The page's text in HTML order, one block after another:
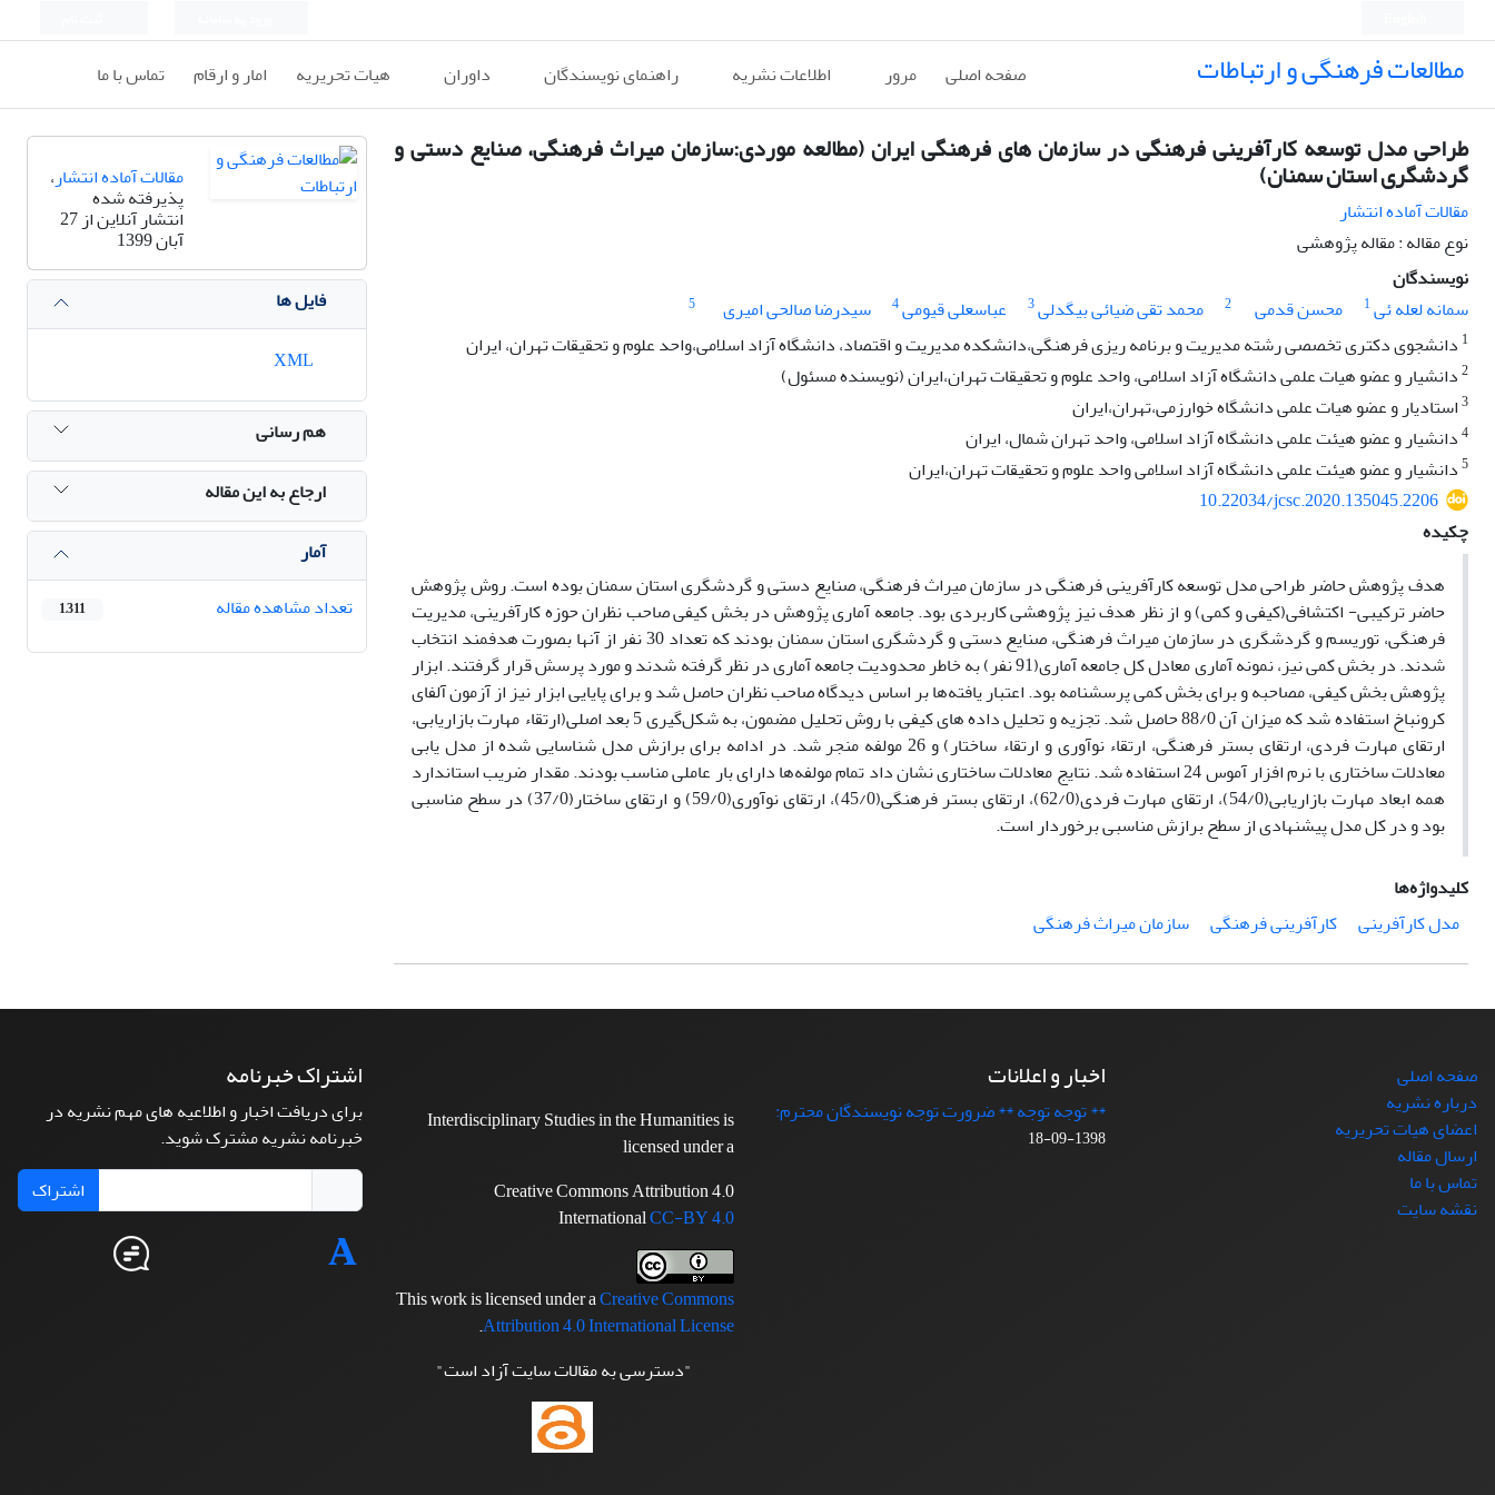
مطالعات فرهنگی و ارتباطات صفحه اصلی مرور اطلاعات نشریه راهنمای نویسندگان داوران هیات تحریریه امار و ارقام تماس با ما
طراحی مدل توسعه کارآفرینی فرهنگی در سازمان های فرهنگی ایران (مطالعه موردی:سازمان میراث فرهنگی، صنایع دستی و
گردشگری استان سمنان)
مقالات آماده انتشار
نوع مقاله : مقاله پژوهشی
نویسندگان
سمانه لعله ئی1 محسن قدمی 2 محمد تقی ضیائی بیگدلی3 عباسعلی قیومی4 سیدرضا صالحی امیری
5
1 دانشجوی دکتری تخصصی رشته مدیریت و برنامه ریزی فرهنگی،دانشکده مدیریت و اقتصاد، دانشگاه آزاد اسلامی،واحد علوم و تحقیقات تهران، ایران
2دانشیار و عضو هیات علمی دانشگاه آزاد اسلامی، واحد علوم و تحقیقات تهران،ایران (نویسنده مسئول)
3استادیار و عضو هیات علمی دانشگاه خوارزمی،تهران،ایران
4دانشیار و عضو هیئت علمی دانشگاه آزاد اسلامی، واحد تهران شمال، ایران
5دانشیار و عضو هیئت علمی دانشگاه آزاد اسلامی واحد علوم و تحقیقات تهران،ایران
10.22034/jcsc.2020.135045.2206
چکیده
هدف پژوهش حاضر طراحی مدل توسعه کارآفرینی فرهنگی در سازمان میراث فرهنگی، صنایع دستی و گردشگری استان سمنان بوده است. روش پژوهش
حاضر ترکیبی- اکتشافی(کیفی و کمی) و از نظر هدف نیز پژوهشی کاربردی بود. جامعه آماری پژوهش در بخش کیفی صاحب نظران حوزه کارآفرینی، مدیریت
فرهنگی، توریسم و گردشگری در سازمان میراث فرهنگی، صنایع دستی و گردشگری استان سمنان بودند که تعداد 30 نفر از آنها بصورت هدفمند انتخاب
شدند. در بخش کمی نیز، نمونه آماری معادل کل جامعه آماری(91 نفر) به خاطر محدودیت جامعه آماری در نظر گرفته شدند و مورد پرسش قرار گرفتند. ابزار
پژوهش بخش کیفی، مصاحبه و برای بخش کمی پرسشنامه بود. اعتبار یافته‌ها بر اساس دیدگاه صاحب نظران حاصل شد و برای پایایی ابزار نیز از آزمون آلفای
کرونباخ استفاده شد که میزان آن 88/0 حاصل شد. تجزیه و تحلیل داده های کیفی با روش تحلیل مضمون، به شکل‌گیری 5 بعد اصلی(ارتقاء مهارت بازاریابی،
ارتقای مهارت فردی، ارتقای بستر فرهنگی، ارتقاء نوآوری و ارتقاء ساختار) و 26 مولفه منجر شد. در ادامه برای برازش مدل شناسایی شده از مدل یابی
معادلات ساختاری با نرم افزار آموس 24 استفاده شد. نتایج معادلات ساختاری نشان داد تمام مولفه‌ها دارای بار عاملی مناسب بودند. مقدار ضریب استاندارد
همه ابعاد مهارت بازاریابی(54/0)، ارتقای مهارت فردی(62/0)، ارتقای بستر فرهنگی(45/0)، ارتقای نوآوری(59/0) و ارتقای ساختار(37/0) در سطح مناسبی
بود و در کل مدل پیشنهادی از سطح برازش مناسبی برخوردار است.
کلیدواژه‌ها
مدل کارآفرینی
کارآفرینی فرهنگی سازمان میراث فرهنگی
مقالات آماده انتشار،
پذیرفته شده
انتشار آنلاین از 27
آبان 1399
فایل ها
هم رسانی
ارجاع به این مقاله
آمار
تعداد مشاهده مقاله
1,311
صفحه اصلی
درباره نشریه
اعضای هیات تحریریه
ارسال مقاله
تماس با ما
نقشه سایت
اخبار و اعلانات
** توجه توجه ** ضرورت توجه نویسندگان محترم:
1398-09-18
Interdisciplinary Studies in the Humanities is
licensed under a
Creative Commons Attribution 4.0
InternationalCC-BY 4.0
This work is licensed under aCreative Commons
Attribution 4.0 International License
.
"دسترسی به مقالات سایت آزاد است"
اشتراک خبرنامه
برای دریافت اخبار و اطلاعیه های مهم نشریه در
خبرنامه نشریه مشترک شوید.
اشتراک